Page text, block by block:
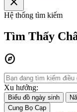
Hệ thống tìm kiếm
Tìm Thấy
explore
Xu hướng:
Biểu đồ ngày sinh
Cung Bọ Cạp